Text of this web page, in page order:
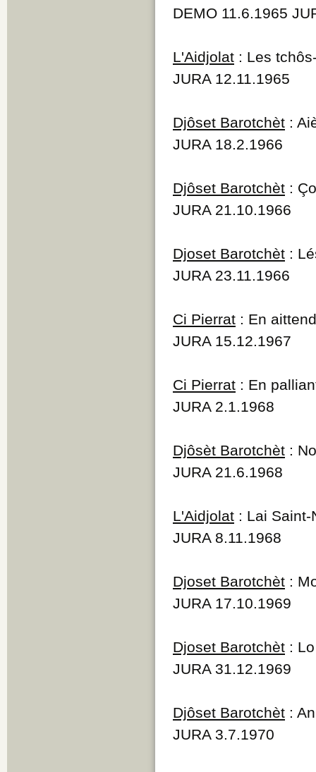
DEMO 11.6.1965
L'Aidjolat : Les
JURA 12.11.1965
Djôset Barotchèt :
JURA 18.2.1966
Djôset Barotchèt :
JURA 21.10.1966
Djoset Barotchèt :
JURA 23.11.1966
Ci Pierrat : En
JURA 15.12.1967
Ci Pierrat : En
JURA 2.1.1968
Djôsèt Barotchèt :
JURA 21.6.1968
L'Aidjolat : Lai
JURA 8.11.1968
Djoset Barotchèt :
JURA 17.10.1969
Djoset Barotchèt :
JURA 31.12.1969
Djôset Barotchèt :
JURA 3.7.1970